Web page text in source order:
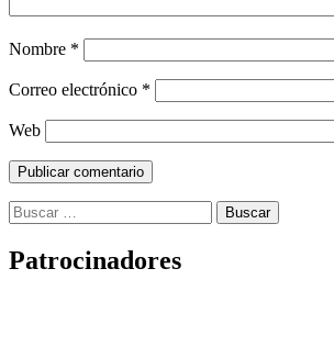
Nombre *
Correo electrónico *
Web
Buscar:
Patrocinadores